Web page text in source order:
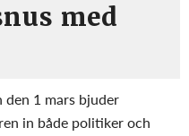
med
1 mars bjuder
in både politiker och